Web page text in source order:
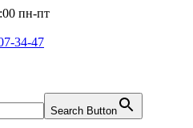
пн-пт
34-47
Search Button